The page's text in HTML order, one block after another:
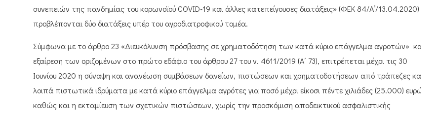
συνεπειών της πανδημίας του κορωνοϊού COVID-19 και άλλες κατεπείγουσες διατάξεις» (ΦΕΚ 84/Α’/13.04.2020)
προβλέπονται δύο διατάξεις υπέρ του αγροδιατροφικού τομέα.
Σύμφωνα με το άρθρο 23 «Διευκόλυνση πρόσβασης σε χρηματοδότηση των κατά κύριο επάγγελμα αγροτών» κατ΄
εξαίρεση των οριζομένων στο πρώτο εδάφιο του άρθρου 27 του ν. 4611/2019 (Α΄ 73), επιτρέπεται μέχρι τις 30
Ιουνίου 2020 η σύναψη και ανανέωση συμβάσεων δανείων, πιστώσεων και χρηματοδοτήσεων από τράπεζες και
λοιπά πιστωτικά ιδρύματα με κατά κύριο επάγγελμα αγρότες για ποσό μέχρι είκοσι πέντε χιλιάδες (25.000) ευρώ,
καθώς και η εκταμίευση των σχετικών πιστώσεων, χωρίς την προσκόμιση αποδεικτικού ασφαλιστικής